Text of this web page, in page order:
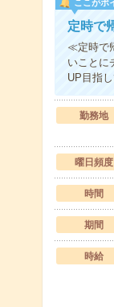
ここがポ
定時で
≪定時で
いことに
UP目指
勤務地
曜日頻度
時間
期間
時給